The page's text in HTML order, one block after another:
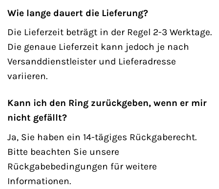
Wie lange dauert die Lieferung?
Die Lieferzeit beträgt in der Regel 2-3 Werktage.
Die genaue Lieferzeit kann jedoch je nach
Versanddienstleister und Lieferadresse
variieren.
Kann ich den Ring zurückgeben, wenn er mir
nicht gefällt?
Ja, Sie haben ein 14-tägiges Rückgaberecht.
Bitte beachten Sie unsere
Rückgabebedingungen für weitere
Informationen.